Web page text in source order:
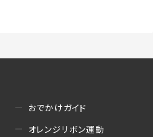
おでかけガイド
オレンジリボン運動